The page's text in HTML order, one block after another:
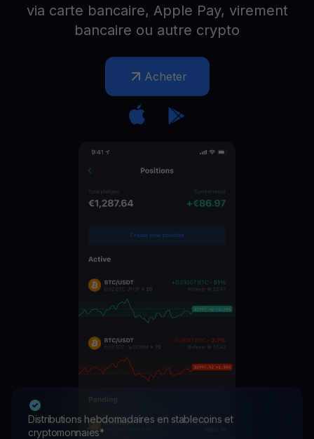
via carte bancaire, Apple Pay, virement
bancaire ou autre crypto
Acheter
Distributions hebdomadaires en stablecoins et
cryptomonnaies*